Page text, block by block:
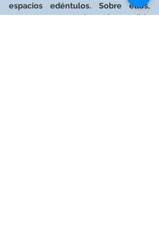
espacios edéntulos. Sobre ellos,
tomaremos un registro de mordida